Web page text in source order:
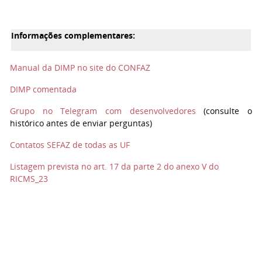
Informações complementares:
Manual da DIMP no site do CONFAZ
DIMP comentada
Grupo no Telegram com desenvolvedores (consulte o
histórico antes de enviar perguntas)
Contatos SEFAZ de todas as UF
Listagem prevista no art. 17 da parte 2 do anexo V do
RICMS_23